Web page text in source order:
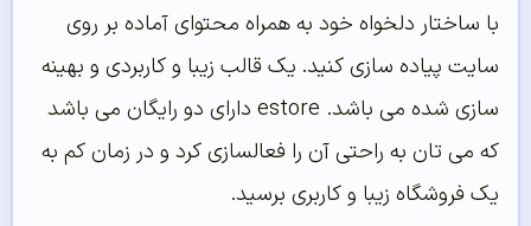
با ساختار دلخواه خود به همراه محتوای آماده بر روی
سایت پیاده سازی کنید. یک قالب زیبا و کاربردی و بهینه
سازی شده می باشد. estore دارای دو رایگان می باشد
که می تان به راحتی آن را فعالسازی کرد و در زمان کم به
یک فروشگاه زیبا و کاربری برسید.